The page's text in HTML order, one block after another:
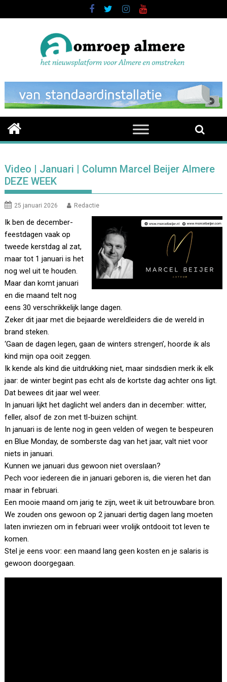
to
Video | Januari | Column Marcel Beijer Almere
DEZE WEEK
25 januari 2026 Redactie
Ik ben de december-
feestdagen vaak op
tweede kerstdag al zat,
maar tot 1 januari is het
nog wel uit te houden.
Maar dan komt januari
en die maand telt nog
eens 30 verschrikkelijk lange dagen.
Zeker dit jaar met die bejaarde wereldleiders die de wereld in
brand steken.
‘Gaan de dagen legen, gaan de winters strengen’, hoorde ik als
kind mijn opa ooit zeggen.
Ik kende als kind die uitdrukking niet, maar sindsdien merk ik elk
jaar: de winter begint pas echt als de kortste dag achter ons ligt.
Dat bewees dit jaar wel weer.
In januari lijkt het daglicht wel anders dan in december: witter,
feller, alsof de zon met tl-buizen schijnt.
In januari is de lente nog in geen velden of wegen te bespeuren
en Blue Monday, de somberste dag van het jaar, valt niet voor
niets in januari.
Kunnen we januari dus gewoon niet overslaan?
Pech voor iedereen die in januari geboren is, die vieren het dan
maar in februari.
Een mooie maand om jarig te zijn, weet ik uit betrouwbare bron.
We zouden ons gewoon op 2 januari dertig dagen lang moeten
laten invriezen om in februari weer vrolijk ontdooit tot leven te
komen.
Stel je eens voor: een maand lang geen kosten en je salaris is
gewoon doorgegaan.